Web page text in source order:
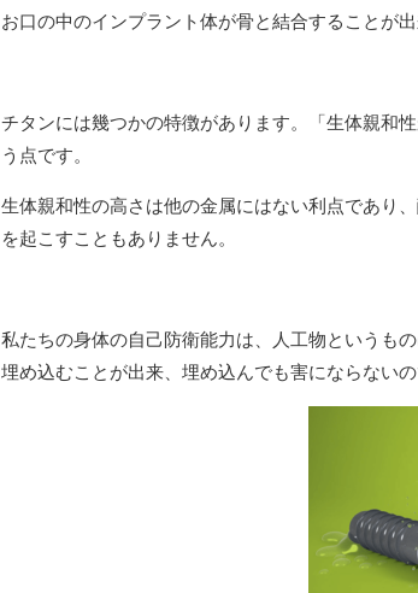
お口の中のインプラント体が骨と結合することが
チタンには幾つかの特徴があります。「生体親和
う点です。
生体親和性の高さは他の金属にはない利点であり
を起こすこともありません。
私たちの身体の自己防衛能力は、人工物というも
埋め込むことが出来、埋め込んでも害にならないの